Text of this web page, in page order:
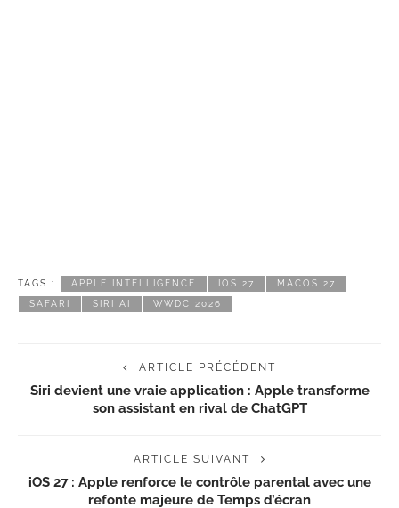
TAGS : APPLE INTELLIGENCE IOS 27 MACOS 27
SAFARI SIRI AI WWDC 2026
ARTICLE PRÉCÉDENT
Siri devient une vraie application : Apple transforme
son assistant en rival de ChatGPT
ARTICLE SUIVANT
iOS 27 : Apple renforce le contrôle parental avec une
refonte majeure de Temps d’écran